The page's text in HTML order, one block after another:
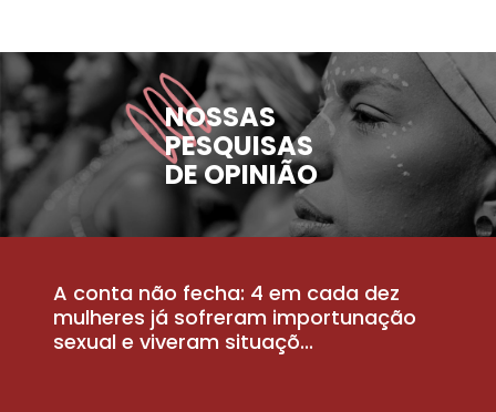
NOSSAS
PESQUISAS
DE OPINIÃO
A conta não fecha: 4 em cada dez
mulheres já sofreram importunação
sexual e viveram situaçõ...